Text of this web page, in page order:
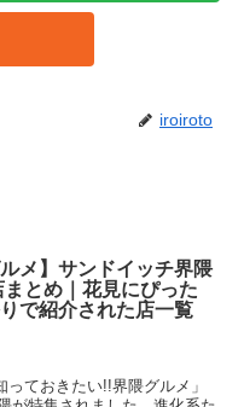
iroiroto
ルメ】サンドイッチ界隈
とめ｜花見にぴった
で紹介された店一覧
ておきたい!!界隈グルメ」